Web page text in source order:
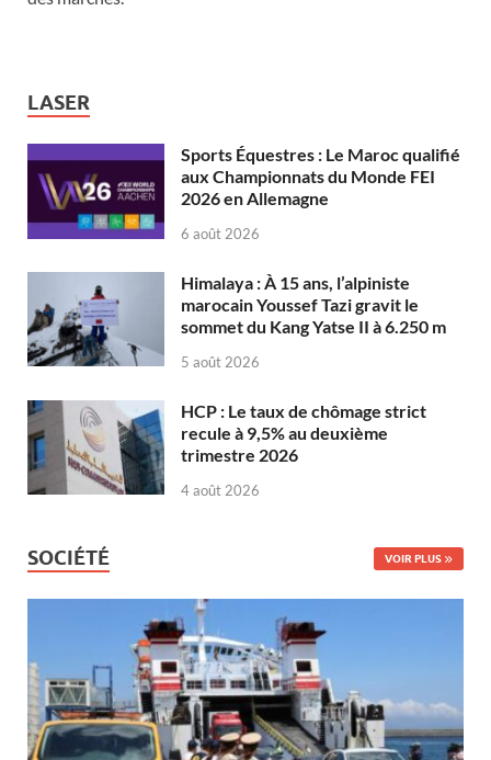
LASER
Sports Équestres : Le Maroc qualifié
aux Championnats du Monde FEI
2026 en Allemagne
6 août 2026
Himalaya : À 15 ans, l’alpiniste
marocain Youssef Tazi gravit le
sommet du Kang Yatse II à 6.250 m
5 août 2026
HCP : Le taux de chômage strict
recule à 9,5% au deuxième
trimestre 2026
4 août 2026
SOCIÉTÉ VOIR PLUS